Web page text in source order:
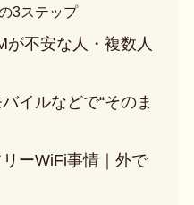
3ステップ
不安な人・複数人
イルなどで“そのま
ーWiFi事情｜外で